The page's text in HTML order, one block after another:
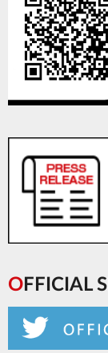
OFFICIAL